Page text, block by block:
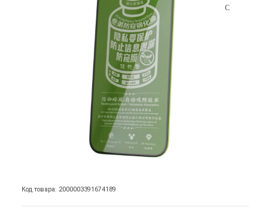
Код товара: 2000003391674189